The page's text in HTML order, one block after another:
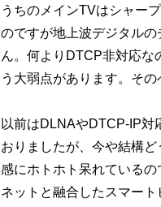
うちのメインTVはシャー
のですが地上波デジタル
ん。何よりDTCP非対応な
う大弱点があります。そ
以前はDLNAやDTCP-IP対
おりましたが、今や結構
感にホトホト呆れている
ネットと融合したスマート